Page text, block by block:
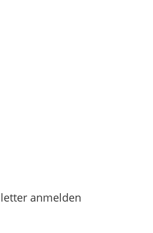
anmelden